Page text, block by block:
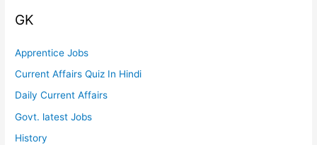
GK
Apprentice Jobs
Current Affairs Quiz In Hindi
Daily Current Affairs
Govt. latest Jobs
History